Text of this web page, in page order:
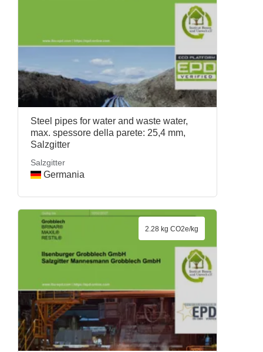
Steel pipes for water and waste water,
max. spessore della parete: 25,4 mm,
Salzgitter
Salzgitter
Germania
2.28 kg CO2e/kg